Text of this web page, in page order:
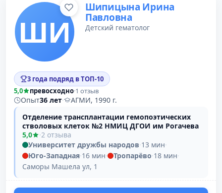
ШИ
Шипицына Ирина
Павловна
Детский гематолог
3 года подряд в ТОП-10
5,0
превосходно·1 отзыв
Опыт36 лет·
АГМИ, 1990 г.
Отделение трансплантации гемопоэтических
стволовых клеток №2 НМИЦ ДГОИ им Рогачева
5,0
·2 отзыва
Университет дружбы народов·13 мин·
Юго-Западная·16 мин· Тропарёво·18 мин·
Саморы Машела ул, 1